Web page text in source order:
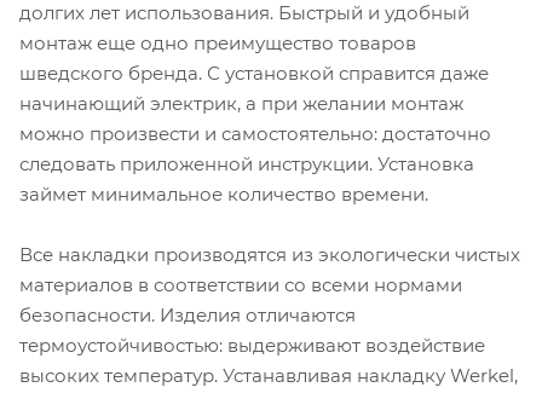
долгих лет использования. Быстрый и удобный
монтаж еще одно преимущество товаров
шведского бренда. С установкой справится даже
начинающий электрик, а при желании монтаж
можно произвести и самостоятельно: достаточно
следовать приложенной инструкции. Установка
займет минимальное количество времени.
Все накладки производятся из экологически чистых
материалов в соответствии со всеми нормами
безопасности. Изделия отличаются
термоустойчивостью: выдерживают воздействие
высоких температур. Устанавливая накладку Werkel,